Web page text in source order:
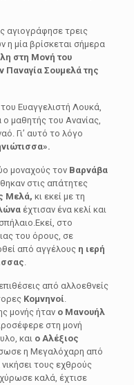
αγιογράφησε τρεις
η μία βρίσκεται σήμερα
στη Μονή του
Παναγία Σουμελά της
Ευαγγελιστή Λουκά,
ο μαθητής του Ανανίας,
Γι’ αυτό το λόγο
μοναχούς τον Bαρνάβα
στις απάτητες
Μελά, κι εκεί με τη
έχτισαν ένα κελί και
στο
του όρους, σε
από αγγέλους η ιερή
.
από αλλοεθνείς
Κομνηνοί.
μονής ήτανο Μανουήλ
στη μονή
καιο Αλέξιος
η Mεγαλόχαρη από
τους εχθρούς
καλά, έχτισε